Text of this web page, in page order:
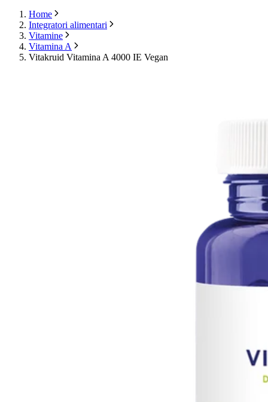
Home
Integratori alimentari
Vitamine
Vitamina A
Vitakruid Vitamina A 4000 IE Vegan